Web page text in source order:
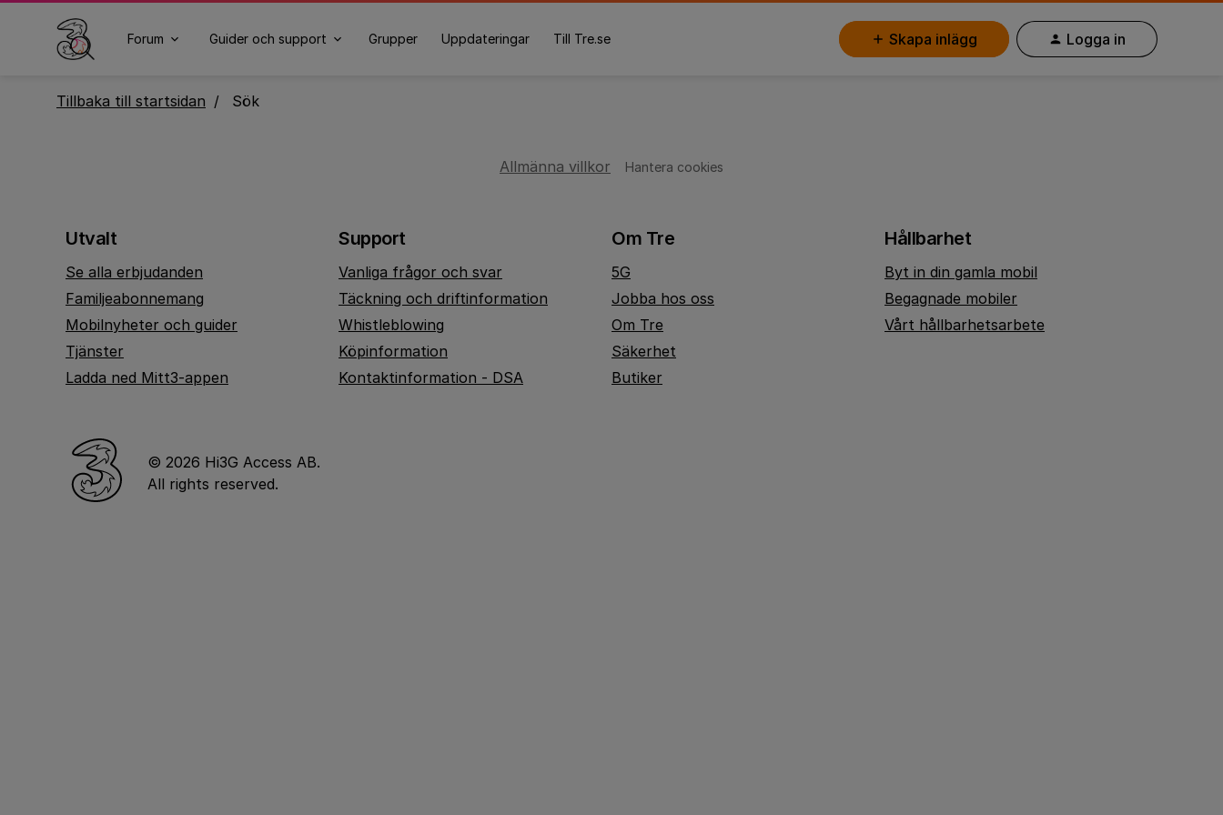
Forum Guider och support Grupper Uppdateringar Till Tre.se Skapa inlägg Logga in
Tillbaka till startsidan Sök
Allmänna villkor Hantera cookies
Utvalt
Se alla erbjudanden
Familjeabonnemang
Mobilnyheter och guider
Tjänster
Ladda ned Mitt3-appen
Support
Vanliga frågor och svar
Täckning och driftinformation
Whistleblowing
Köpinformation
Kontaktinformation - DSA
Om Tre
5G
Jobba hos oss
Om Tre
Säkerhet
Butiker
Hållbarhet
Byt in din gamla mobil
Begagnade mobiler
Vårt hållbarhetsarbete
© 2026 Hi3G Access AB.
All rights reserved.